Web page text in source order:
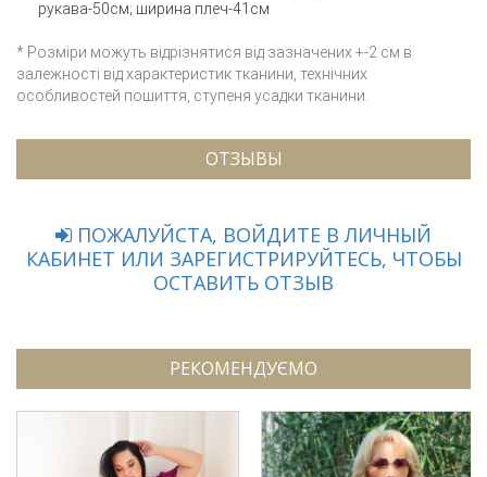
рукава-50см; ширина плеч-41см
* Розміри можуть відрізнятися від зазначених +-2 см в
залежності від характеристик тканини, технічних
особливостей пошиття, ступеня усадки тканини.
ОТЗЫВЫ
ПОЖАЛУЙСТА, ВОЙДИТЕ В ЛИЧНЫЙ
КАБИНЕТ ИЛИ ЗАРЕГИСТРИРУЙТЕСЬ, ЧТОБЫ
ОСТАВИТЬ ОТЗЫВ
РЕКОМЕНДУЄМО